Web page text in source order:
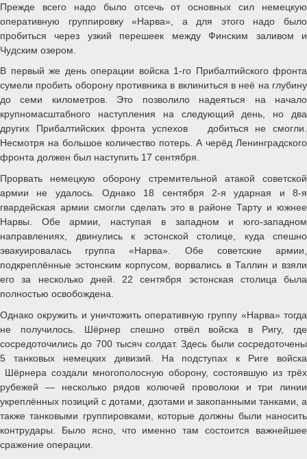
Прежде всего надо было отсечь от основных сил немецкую
оперативную группировку «Нарва», а для этого надо было
пробиться через узкий перешеек между Финским заливом и
Чудским озером.
В первый же день операции войска 1-го Прибалтийского фронта
сумели пробить оборону противника в вклиниться в неё на глубину
до семи километров. Это позволило надеяться на начало
крупномасштабного наступления на следующий день, но два
других Прибалтийских фронта успехов добиться не смогли.
Несмотря на большое количество потерь. А черёд Ленинградского
фронта должен был наступить 17 сентября.
Прорвать немецкую оборону стремительной атакой советской
армии не удалось. Однако 18 сентября 2-я ударная и 8-я
гвардейская армии смогли сделать это в районе Тарту и южнее
Нарвы. Обе армии, наступая в западном и юго-западном
направлениях, двинулись к эстонской столице, куда спешно
эвакуировалась группа «Нарва». Обе советские армии,
подкреплённые эстонским корпусом, ворвались в Таллин и взяли
его за несколько дней. 22 сентября эстонская столица была
полностью освобождена.
Однако окружить и уничтожить оперативную группу «Нарва» тогда
не получилось. Шёрнер спешно отвёл войска в Ригу, где
сосредоточились до 700 тысяч солдат. Здесь были сосредоточены
5 танковых немецких дивизий. На подступах к Риге войска
Шёрнера создали многополосную оборону, состоявшую из трёх
рубежей — несколько рядов колючей проволоки и три линии
укреплённых позиций с дотами, дзотами и закопанными танками, а
также танковыми группировками, которые должны были наносить
контрудары. Было ясно, что именно там состоится важнейшее
сражение операции.